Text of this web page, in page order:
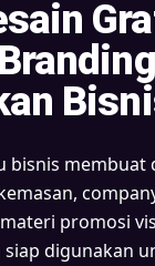
bisnis membuat
promosi
siap digunakan